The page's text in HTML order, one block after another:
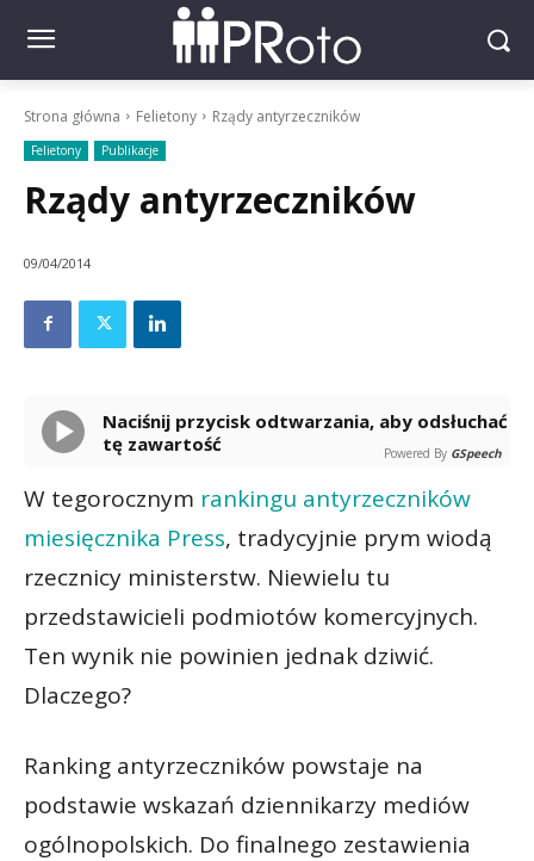
Strona główna Felietony Rządy antyrzeczników
Felietony Publikacje
Rządy antyrzeczników
09/04/2014
Naciśnij przycisk odtwarzania, aby odsłuchać
tę zawartość
Powered By GSpeech
W tegorocznym rankingu antyrzeczników
miesięcznika Press, tradycyjnie prym wiodą
rzecznicy ministerstw. Niewielu tu
przedstawicieli podmiotów komercyjnych.
Ten wynik nie powinien jednak dziwić.
Dlaczego?
Ranking antyrzeczników powstaje na
podstawie wskazań dziennikarzy mediów
ogólnopolskich. Do finalnego zestawienia